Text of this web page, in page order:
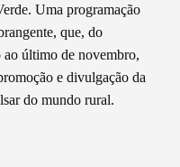
Uma programação
que, do
ao último de novembro,
e divulgação da
do mundo rural.